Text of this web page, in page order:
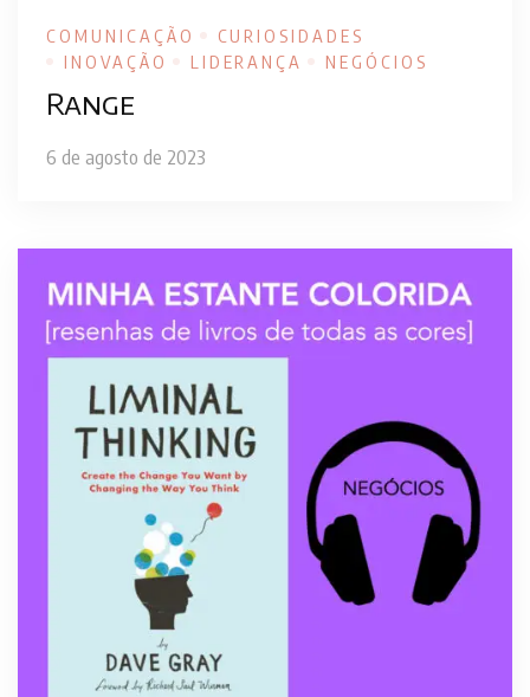
COMUNICAÇÃO
CURIOSIDADES
INOVAÇÃO
LIDERANÇA NEGÓCIOS
Range
6 de agosto de 2023